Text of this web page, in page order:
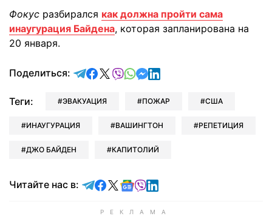
Фокус разбирался как должна пройти сама
инаугурация Байдена, которая запланирована на
20 января.
Поделиться: отправить в Telegram
поделиться в Facebook
поделиться в X
отправить в Viber
отправить в Whatsapp
отправить в Messenger
отправить в LinkedIn
Теги: ЭВАКУАЦИЯ ПОЖАР США
ИНАУГУРАЦИЯ ВАШИНГТОН РЕПЕТИЦИЯ
ДЖО БАЙДЕН КАПИТОЛИЙ
Читайте нас в: Читайте в Telegram
Читайте в Facebook
Читайте в X
Читайте в Google news
Читайте в Viber
Читайте в LinkedIn